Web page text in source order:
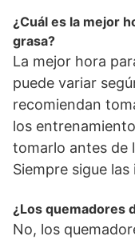
¿Cuál es la mejor
grasa?
La mejor hora
puede variar
recomiendan
los
tomarlo antes de
Siempre sigue
¿Los quemadores
No, los